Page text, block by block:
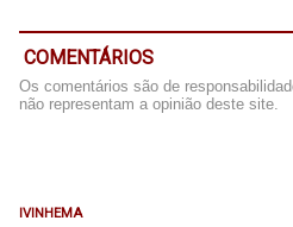
COMENTÁRIOS
Os comentários são de
não representam a opinião deste site.
IVINHEMA